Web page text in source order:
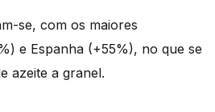
se, com os maiores
e Espanha (+55%), no que se
azeite a granel.